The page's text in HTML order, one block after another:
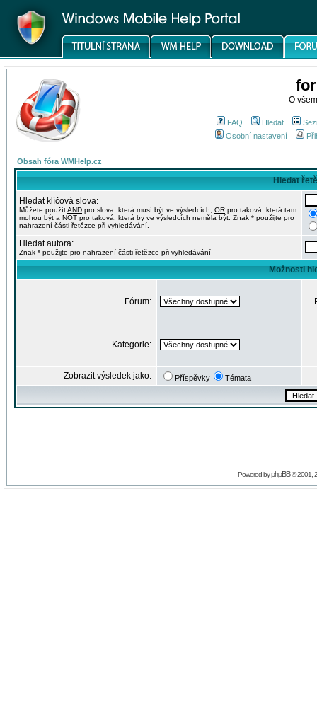
O
FAQ Hledat
Osobní nastavení
Obsah fóra WMHelp.cz
Hledat
Hledat klíčová slova:
Můžete použítAND pro slova, která musí být ve výsledcích, OR pro taková, která tam
mohou být a NOT pro taková, která by ve výsledcích neměla být. Znak * použijte pro
nahrazení části řetězce při vyhledávání.
Hledat autora:
Znak * použijte pro nahrazení části řetězce při vyhledávání
Možnosti
Fórum:
Kategorie:
Zobrazit výsledek jako: Příspěvky Témata
Powered byphpBB© 2001,